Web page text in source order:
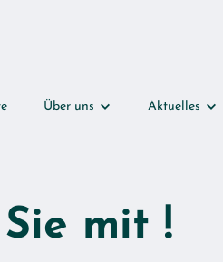
Über uns
Unser Stadtteil
Aktuelles
mit !